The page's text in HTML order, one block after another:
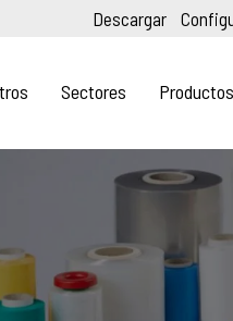
Descargar
Sectores Productos